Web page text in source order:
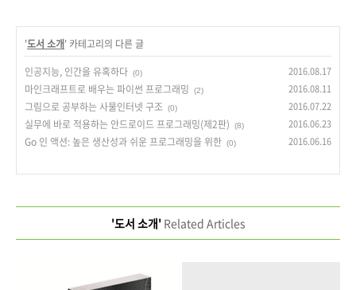
'도서 소개' 카테고리의 다른 글
인공지능, 인간을 유혹하다 (0) 2016.08.17
마인크래프트로 배우는 파이썬 프로그래밍 (2) 2016.08.11
그림으로 공부하는 사물인터넷 구조 (0) 2016.07.22
실무에 바로 적용하는 안드로이드 프로그래밍(제2판) (8) 2016.06.23
Go 인 액션: 높은 생산성과 쉬운 프로그래밍을 위한 (0) 2016.06.16
'도서 소개'Related Articles